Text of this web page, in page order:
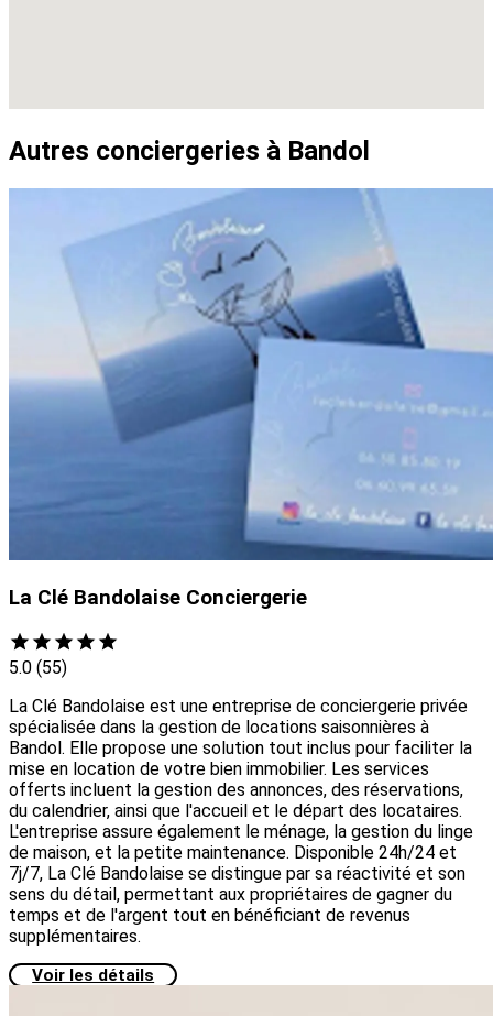
Autres conciergeries à Bandol
La Clé Bandolaise Conciergerie
5.0 (55)
La Clé Bandolaise est une entreprise de conciergerie privée
spécialisée dans la gestion de locations saisonnières à
Bandol. Elle propose une solution tout inclus pour faciliter la
mise en location de votre bien immobilier. Les services
offerts incluent la gestion des annonces, des réservations,
du calendrier, ainsi que l'accueil et le départ des locataires.
L'entreprise assure également le ménage, la gestion du linge
de maison, et la petite maintenance. Disponible 24h/24 et
7j/7, La Clé Bandolaise se distingue par sa réactivité et son
sens du détail, permettant aux propriétaires de gagner du
temps et de l'argent tout en bénéficiant de revenus
supplémentaires.
Voir les détails